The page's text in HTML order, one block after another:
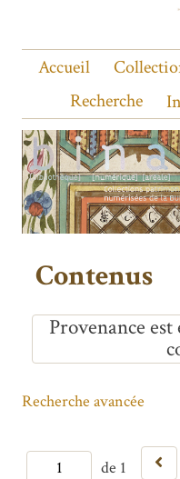
Accueil
Recherche
Contenus
Provenance
de 1
Recherche avancée